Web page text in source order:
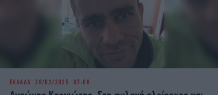
ΕΛΛΑΔΑ 28/02/2025 07:00